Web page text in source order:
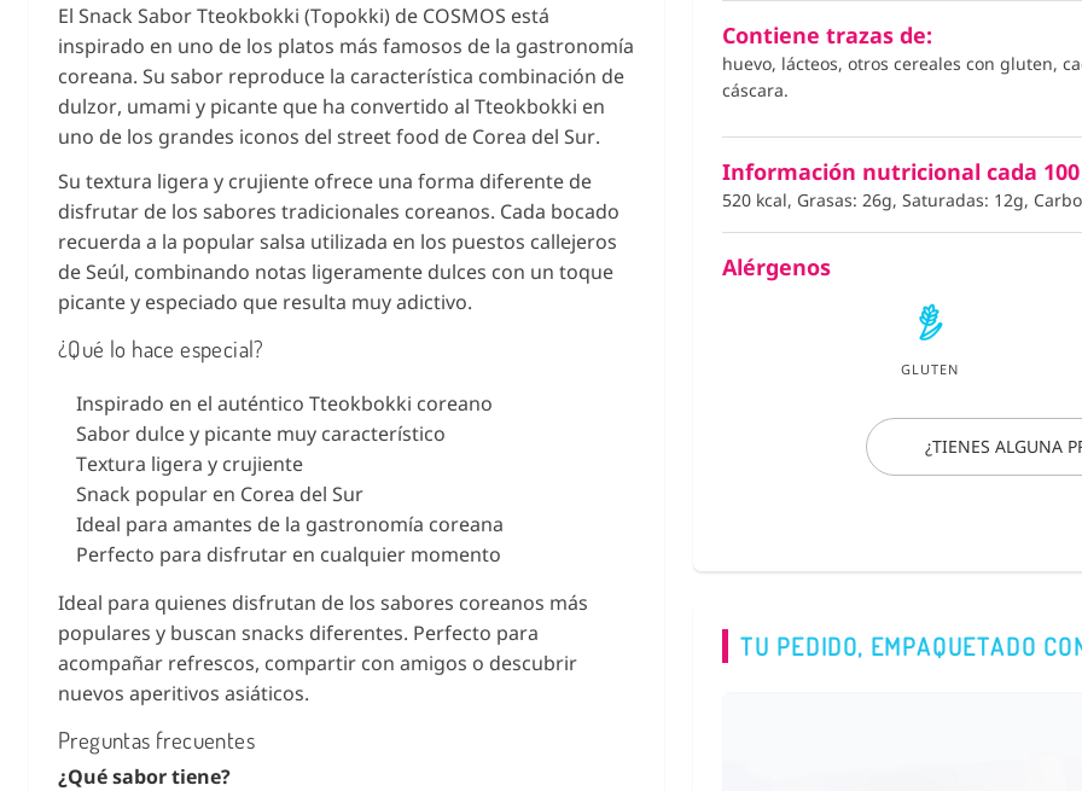
El Snack Sabor Tteokbokki (Topokki) de COSMOS está
inspirado en uno de los platos más famosos de la gastronomía
coreana. Su sabor reproduce la característica combinación de
dulzor, umami y picante que ha convertido al Tteokbokki en
uno de los grandes iconos del street food de Corea del Sur.
Su textura ligera y crujiente ofrece una forma diferente de
disfrutar de los sabores tradicionales coreanos. Cada bocado
recuerda a la popular salsa utilizada en los puestos callejeros
de Seúl, combinando notas ligeramente dulces con un toque
picante y especiado que resulta muy adictivo.
¿Qué lo hace especial?
Inspirado en el auténtico Tteokbokki coreano
Sabor dulce y picante muy característico
Textura ligera y crujiente
Snack popular en Corea del Sur
Ideal para amantes de la gastronomía coreana
Perfecto para disfrutar en cualquier momento
Ideal para quienes disfrutan de los sabores coreanos más
populares y buscan snacks diferentes. Perfecto para
acompañar refrescos, compartir con amigos o descubrir
nuevos aperitivos asiáticos.
Preguntas frecuentes
¿Qué sabor tiene?
Contiene trazas de:
huevo, lácteos, otros cereales con gluten,
cáscara.
Información nutricional cada 100
520 kcal, Grasas: 26g, Saturadas: 12g,
Alérgenos
GLUTEN
¿TIENES ALGUNA
TU PEDIDO, EMPAQUETADO